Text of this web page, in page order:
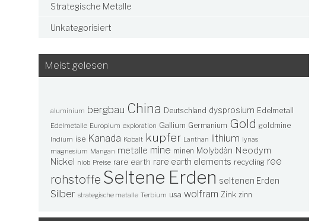
Strategische Metalle
Unkategorisiert
Meist gelesen
aluminium bergbau China Deutschland dysprosium Edelmetall
Edelmetalle Europium exploration Gallium Germanium Gold goldmine
Indium ise Kanada Kobalt kupfer Lanthan lithium lynas
magnesium Mangan metalle mine minen Molybdän Neodym
Nickel niob Preise rare earth rare earth elements recycling ree
rohstoffe Seltene Erden seltenen Erden
Silber strategische metalle Terbium usa wolfram Zink zinn